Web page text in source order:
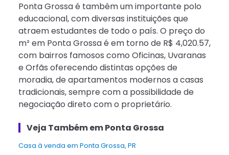
Ponta Grossa é também um importante polo
educacional, com diversas instituições que
atraem estudantes de todo o país. O preço do
m² em Ponta Grossa é em torno de R$ 4,020.57,
com bairros famosos como Oficinas, Uvaranas
e Orfãs oferecendo distintas opções de
moradia, de apartamentos modernos a casas
tradicionais, sempre com a possibilidade de
negociação direto com o proprietário.
Veja Também em Ponta Grossa
casa à venda em Ponta Grossa, PR